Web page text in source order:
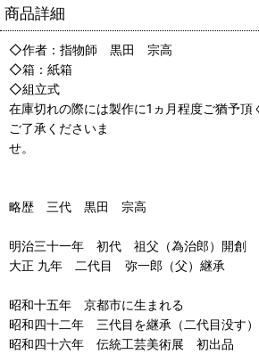
商品詳細
◇作者：指物師 黒田 宗高
◇箱：紙箱
◇組立式
在庫切れの際には製作に1ヵ月程度ご猶予頂
ご了承くださいま
せ
略歴 三代 黒田 宗高
明治三十一年 初代 祖父（為治郎）開創
大正 九年 二代目 弥一郎（父）継承
昭和十五年 京都市に生まれる
昭和四十二年 三代目を継承（二代目没す）
昭和四十六年 伝統工芸美術展 初出品